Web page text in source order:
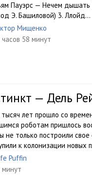
Пауэрс — Нечем
Э. Башиловой) 3. Ллойд...
Мищенко
часов 58 минут
— Дель
лет прошло со
роботам пришлось
не только построили
к колонизации новых
Puffin
минут